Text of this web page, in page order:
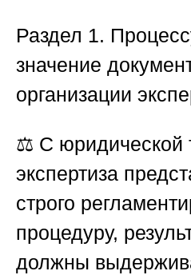
Раздел 1.
значение
организации
⚖️ С юридической
экспертиза
строго
процедуру,
должны